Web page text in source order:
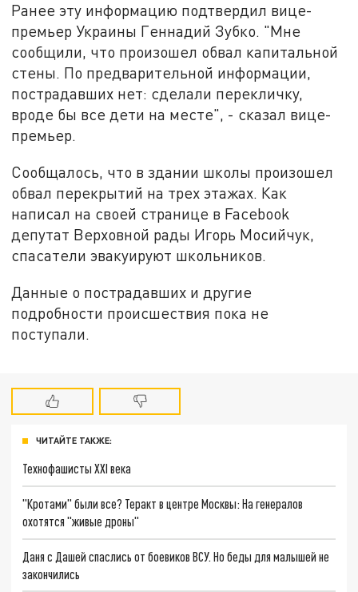
Ранее эту информацию подтвердил вице-
премьер Украины Геннадий Зубко. "Мне
сообщили, что произошел обвал капитальной
стены. По предварительной информации,
пострадавших нет: сделали перекличку,
вроде бы все дети на месте", - сказал вице-
премьер.
Сообщалось, что в здании школы произошел
обвал перекрытий на трех этажах. Как
написал на своей странице в Facebook
депутат Верховной рады Игорь Мосийчук,
спасатели эвакуируют школьников.
Данные о пострадавших и другие
подробности происшествия пока не
поступали.
ЧИТАЙТЕ ТАКЖЕ:
Технофашисты XXI века
"Кротами" были все? Теракт в центре Москвы: На генералов
охотятся "живые дроны"
Даня с Дашей спаслись от боевиков ВСУ. Но беды для малышей не
закончились